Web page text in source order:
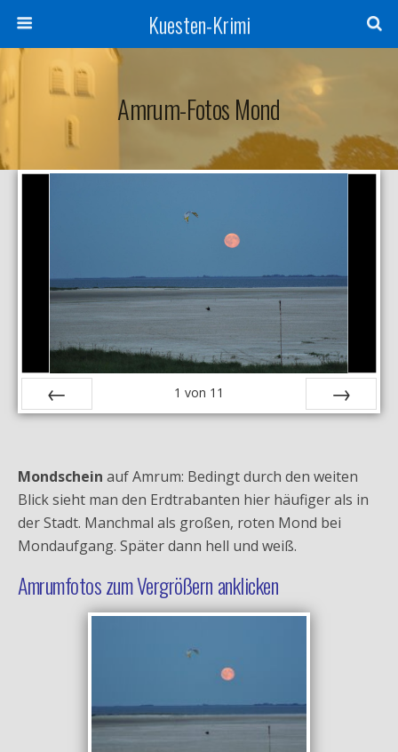
Kuesten-Krimi
Amrum-Fotos Mond
Zurück
1 von 11
Vor
Mondschein auf Amrum: Bedingt durch den weiten
Blick sieht man den Erdtrabanten hier häufiger als in
der Stadt. Manchmal als großen, roten Mond bei
Mondaufgang. Später dann hell und weiß.
Amrumfotos zum Vergrößern anklicken